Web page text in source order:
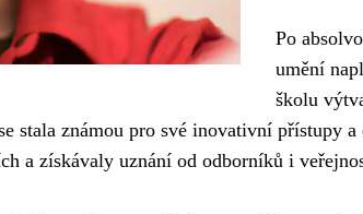
Po
umění
školu
stala známou pro své inovativní přístupy
a získávaly uznání od odborníků i